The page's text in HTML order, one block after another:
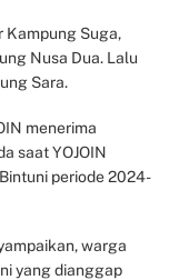
Kampung Suga,
Nusa Dua. Lalu
Sara.
menerima
saat YOJOIN
periode 2024-
warga
yang dianggap